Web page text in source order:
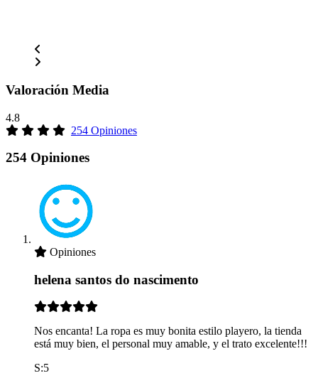
Valoración Media
4.8
254 Opiniones
254 Opiniones
Opiniones
helena santos do nascimento
Nos encanta! La ropa es muy bonita estilo playero, la tienda
está muy bien, el personal muy amable, y el trato excelente!!!
S:5